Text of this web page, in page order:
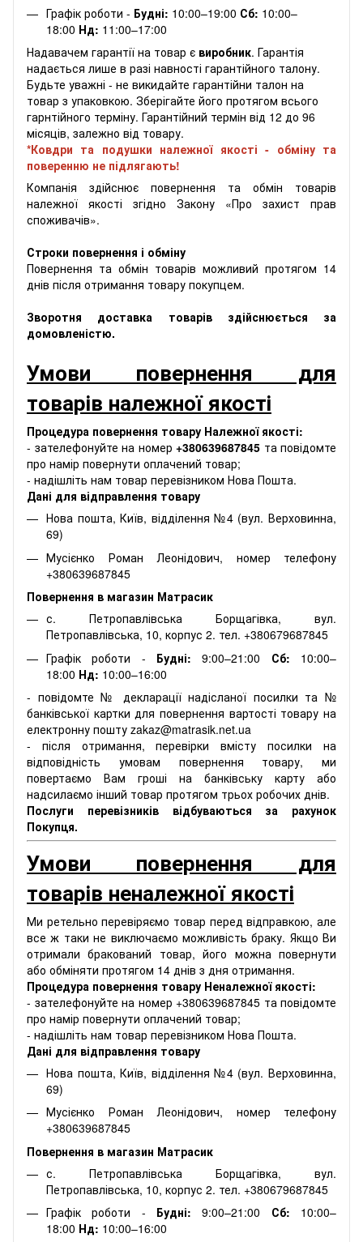
Графік роботи - Будні: 10:00–19:00 Сб: 10:00–
18:00 Нд: 11:00–17:00
Надавачем гарантії на товар є виробник. Гарантія
надається лише в разі навності гарантійного талону.
Будьте уважні - не викидайте гарантійни талон на
товар з упаковкою. Зберігайте його протягом всього
гарнтійного терміну. Гарантійний термін від 12 до 96
місяців, залежно від товару.
*Ковдри та подушки належної якості - обміну та
поверенню не підлягають!
Компанія здійснює повернення та обмін товарів
належної якості згідно Закону «Про захист прав
споживачів».
Строки повернення і обміну
Повернення та обмін товарів можливий протягом 14
днів після отримання товару покупцем.
Зворотня доставка товарів здійснюється за
домовленістю.
Умови повернення для
товарів належної якості
Процедура повернення товару Належної якості:
- зателефонуйте на номер +380639687845 та повідомте
про намір повернути оплачений товар;
- надішліть нам товар перевізником Нова Пошта.
Дані для відправлення товару
Нова пошта, Київ, відділення №4 (вул. Верховинна,
69)
Мусієнко Роман Леонідович, номер телефону
+380639687845
Повернення в магазин Матрасик
с. Петропавлівська Борщагівка, вул.
Петропавлівська, 10, корпус 2. тел. +380679687845
Графік роботи - Будні: 9:00–21:00 Сб: 10:00–
18:00 Нд: 10:00–16:00
- повідомте № декларації надісланої посилки та №
банківської картки для повернення вартості товару на
електронну пошту zakaz@matrasik.net.ua
- після отримання, перевірки вмісту посилки на
відповідність умовам повернення товару, ми
повертаємо Вам гроші на банківську карту або
надсилаємо інший товар протягом трьох робочих днів.
Послуги перевізників відбуваються за рахунок
Покупця.
Умови повернення для
товарів неналежної якості
Ми ретельно перевіряємо товар перед відправкою, але
все ж таки не виключаємо можливість браку. Якщо Ви
отримали бракований товар, його можна повернути
або обміняти протягом 14 днів з дня отримання.
Процедура повернення товару Неналежної якості:
- зателефонуйте на номер +380639687845 та повідомте
про намір повернути оплачений товар;
- надішліть нам товар перевізником Нова Пошта.
Дані для відправлення товару
Нова пошта, Київ, відділення №4 (вул. Верховинна,
69)
Мусієнко Роман Леонідович, номер телефону
+380639687845
Повернення в магазин Матрасик
с. Петропавлівська Борщагівка, вул.
Петропавлівська, 10, корпус 2. тел. +380679687845
Графік роботи - Будні: 9:00–21:00 Сб: 10:00–
18:00 Нд: 10:00–16:00